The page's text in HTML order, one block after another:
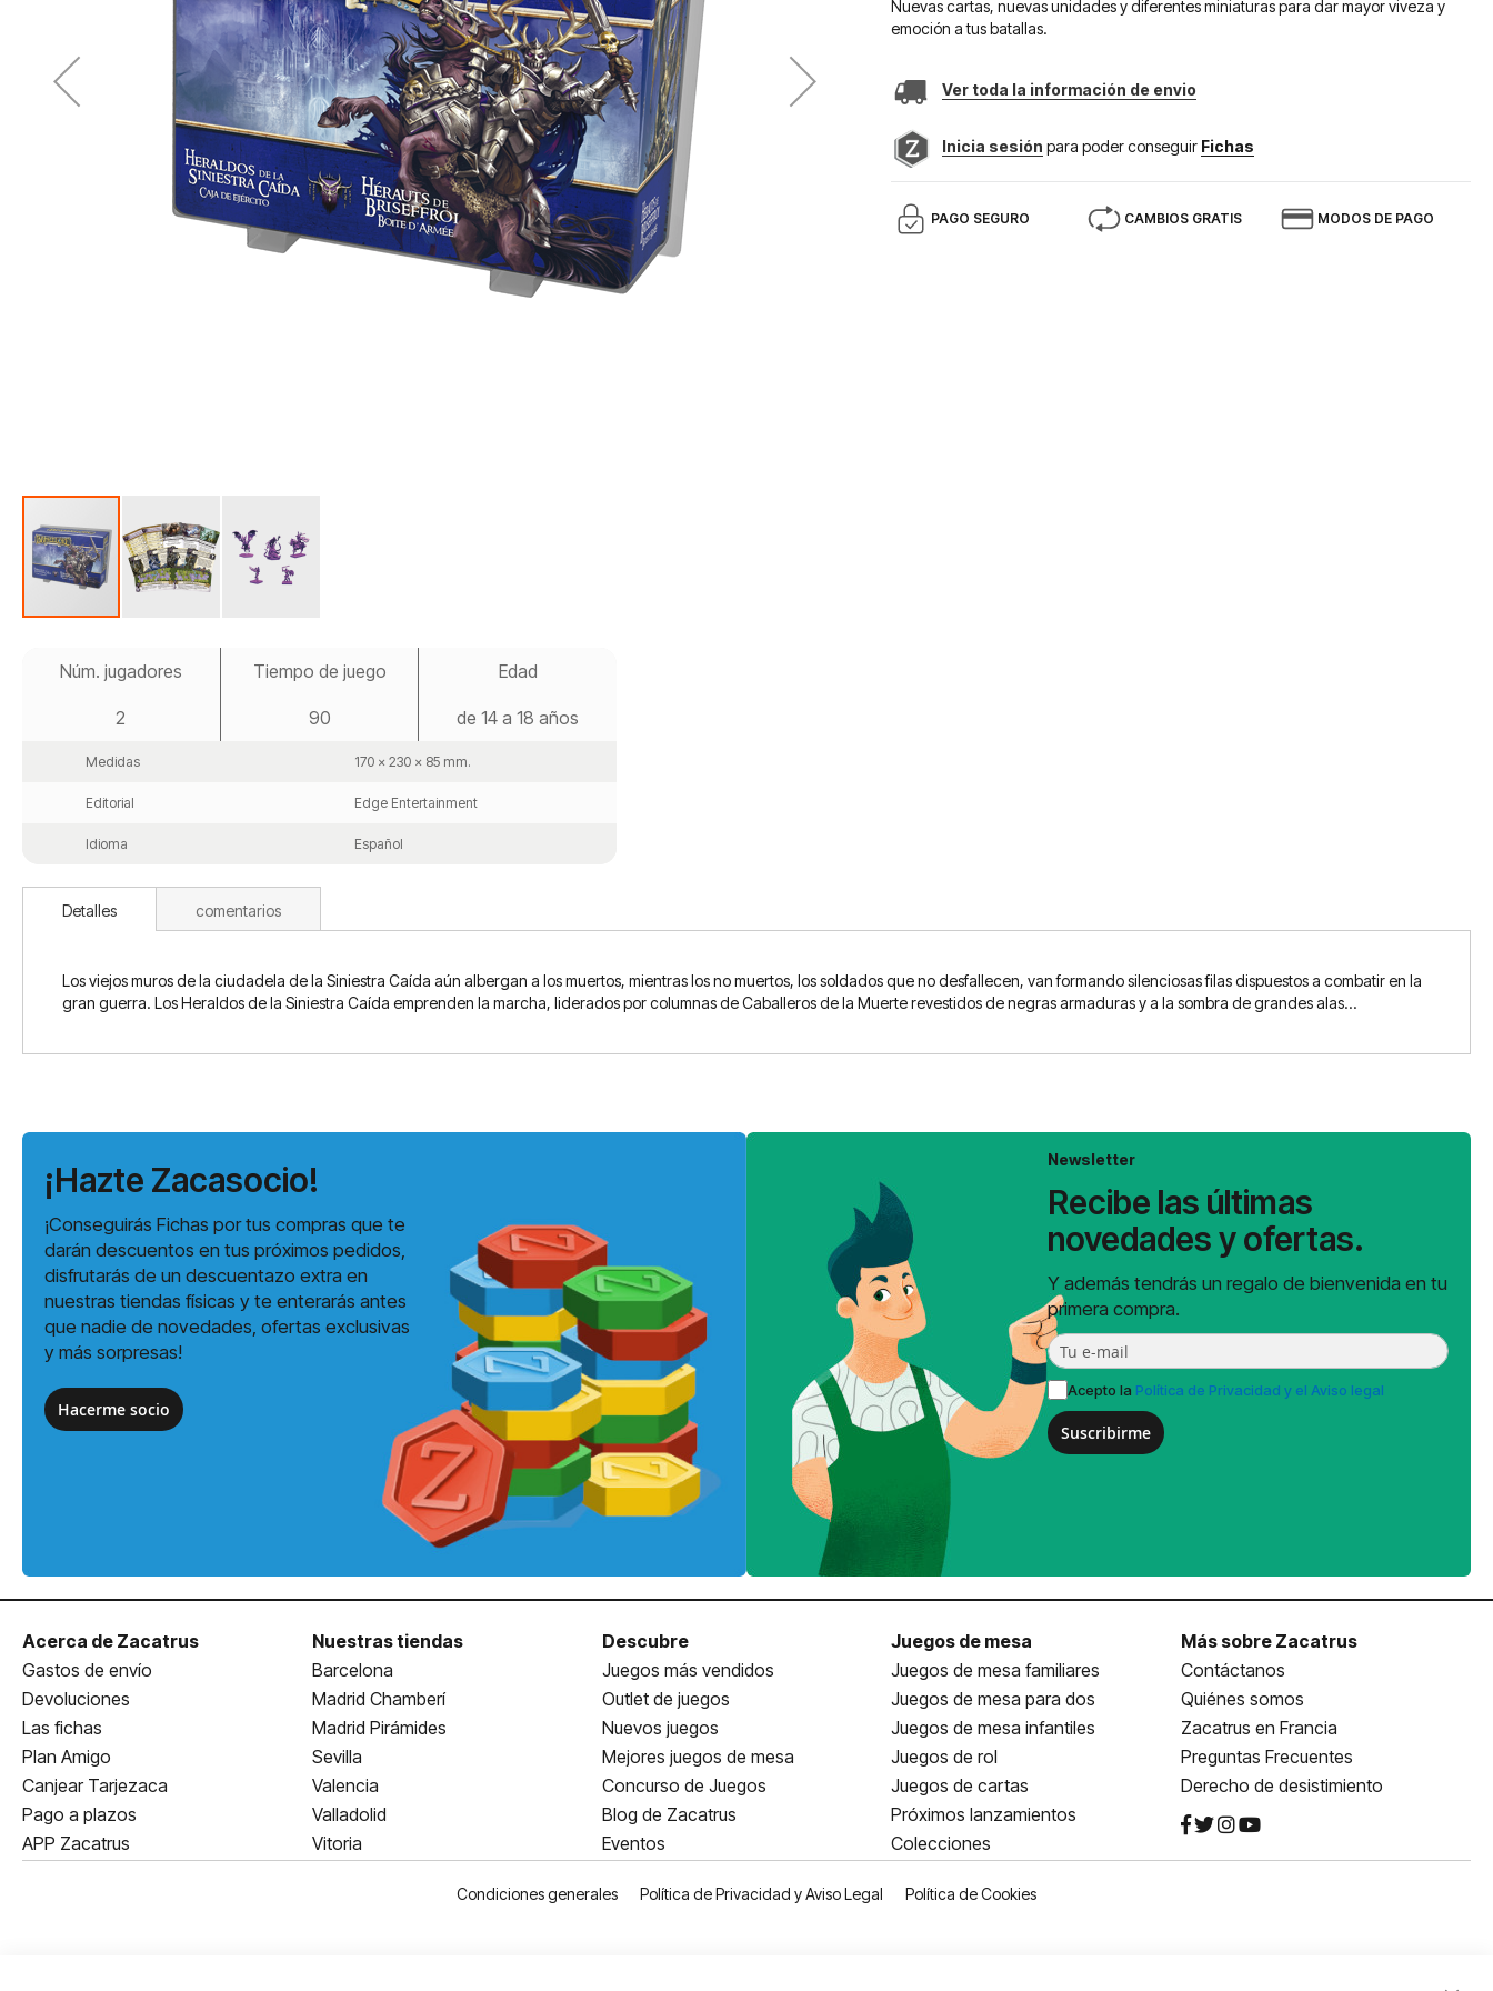
comienzo
Nuevas cartas, nuevas unidades y diferentes miniaturas para dar mayor viveza y
emoción a tus batallas.
Ver toda la información de envio
Inicia sesión para poder conseguir Fichas
PAGO SEGURO CAMBIOS GRATIS MODOS DE PAGO
Núm. jugadores
2
Tiempo de juego
90
Edad
de 14 a 18 años
Medidas 170 x 230 x 85 mm.
Editorial Edge Entertainment
Idioma Español
Detalles
Los viejos muros de la ciudadela de la Siniestra Caída aún albergan a los muertos, mientras los no muertos, los soldados que no desfallecen, van formando silenciosas filas dispuestos a combatir en la
gran guerra. Los Heraldos de la Siniestra Caída emprenden la marcha, liderados por columnas de Caballeros de la Muerte revestidos de negras armaduras y a la sombra de grandes alas...
comentarios
¡Hazte Zacasocio!
¡Conseguirás Fichas por tus compras que te
darán descuentos en tus próximos pedidos,
disfrutarás de un descuentazo extra en
nuestras tiendas físicas y te enterarás antes
que nadie de novedades, ofertas exclusivas
y más sorpresas!
Hacerme socio
Newsletter
Recibe las últimas
novedades y ofertas.
Y además tendrás un regalo de bienvenida en tu
primera compra.
Acepto la Política de Privacidad y el Aviso legal
Suscribirme
Acerca de Zacatrus
Gastos de envío
Devoluciones
Las fichas
Plan Amigo
Canjear Tarjezaca
Pago a plazos
APP Zacatrus
Nuestras tiendas
Barcelona
Madrid Chamberí
Madrid Pirámides
Sevilla
Valencia
Valladolid
Vitoria
Descubre
Juegos más vendidos
Outlet de juegos
Nuevos juegos
Mejores juegos de mesa
Concurso de Juegos
Blog de Zacatrus
Eventos
Juegos de mesa
Juegos de mesa familiares
Juegos de mesa para dos
Juegos de mesa infantiles
Juegos de rol
Juegos de cartas
Próximos lanzamientos
Colecciones
Más sobre Zacatrus
Contáctanos
Quiénes somos
Zacatrus en Francia
Preguntas Frecuentes
Derecho de desistimiento
Condiciones generales Política de Privacidad y Aviso Legal Política de Cookies